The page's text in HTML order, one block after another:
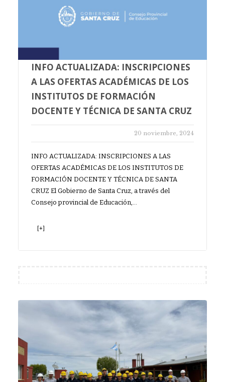
INFO ACTUALIZADA: INSCRIPCIONES
A LAS OFERTAS ACADÉMICAS DE LOS
INSTITUTOS DE FORMACIÓN
DOCENTE Y TÉCNICA DE SANTA CRUZ
20 noviembre, 2024
INFO ACTUALIZADA: INSCRIPCIONES A LAS
OFERTAS ACADÉMICAS DE LOS INSTITUTOS DE
FORMACIÓN DOCENTE Y TÉCNICA DE SANTA
CRUZ El Gobierno de Santa Cruz, a través del
Consejo provincial de Educación,…
[+]